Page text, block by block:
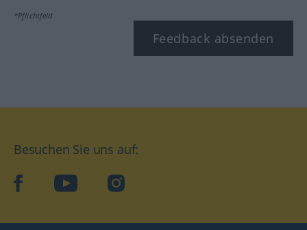
*Pflichtfeld
Feedback absenden
Besuchen Sie uns auf:
facebookYouTube Instagram